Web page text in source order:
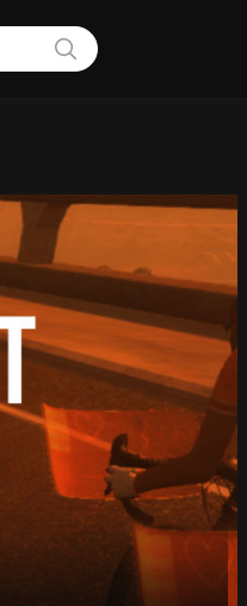
SEARCH